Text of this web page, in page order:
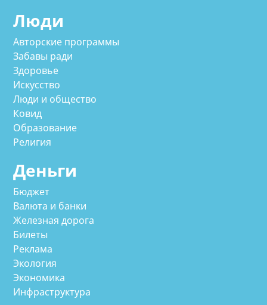
Люди
Авторские программы
Забавы ради
Здоровье
Искусство
Люди и общество
Ковид
Образование
Религия
Деньги
Бюджет
Валюта и банки
Железная дорога
Билеты
Реклама
Экология
Экономика
Инфраструктура